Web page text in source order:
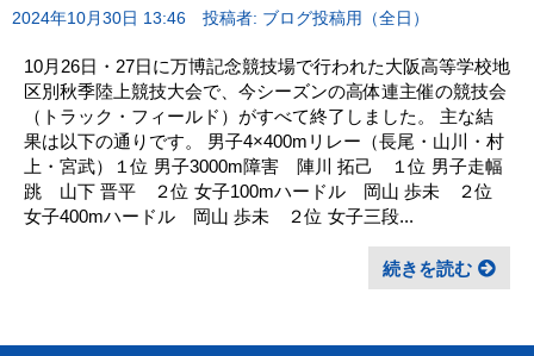
2024年10月30日 13:46 投稿者: ブログ投稿用（全日）
10月26日・27日に万博記念競技場で行われた大阪高等学校地
区別秋季陸上競技大会で、今シーズンの高体連主催の競技会
（トラック・フィールド）がすべて終了しました。 主な結
果は以下の通りです。 男子4×400mリレー（長尾・山川・村
上・宮武）１位 男子3000m障害 陣川 拓己 １位 男子走幅
跳 山下 晋平 ２位 女子100mハードル 岡山 歩未 ２位
女子400mハードル 岡山 歩未 ２位 女子三段...
続きを読む